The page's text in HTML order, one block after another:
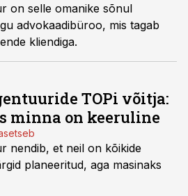
on selle omanike sõnul
advokaadibüroo, mis tagab
kliendiga.
TOPi võitja:
minna on keeruline
nendib, et neil on kõikide
planeeritud, aga masinaks